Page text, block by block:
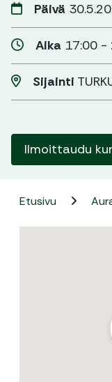
Päivä
Aika 17:00 -
Sijainti
Ilmoittaudu
Etusivu